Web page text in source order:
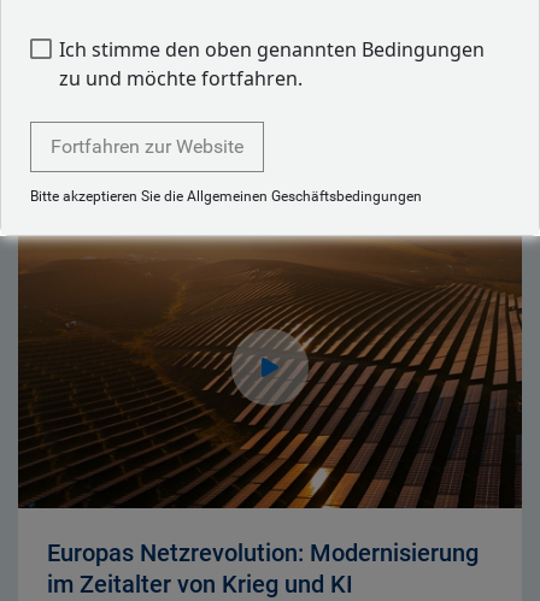
Zurück zu unserem Team
Aktuelle Artikel von Freddie Fuller
Europas Netzrevolution: Modernisierung
im Zeitalter von Krieg und KI
Ich stimme den oben genannten Bedingungen
zu und möchte fortfahren.
Fortfahren zur Website
Bitte akzeptieren Sie die Allgemeinen Geschäftsbedingungen